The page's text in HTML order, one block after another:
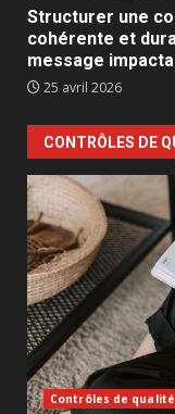
Structurer une
cohérente et
message
25 avril 2026
CONTRÔLES DE
Contrôles de qualité